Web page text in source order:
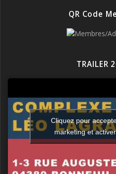
QR Code
TRAILER
Cliquez pour
marketing et